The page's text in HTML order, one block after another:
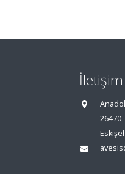
26470